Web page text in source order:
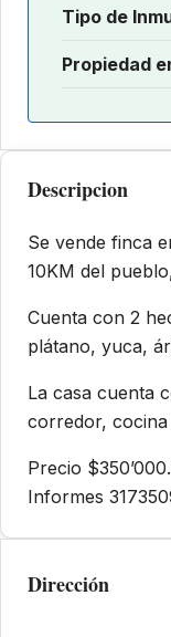
Tipo de
Propiedad
Descripcion
Se vende finca
10KM del
Cuenta con 2
plátano, yuca,
La casa cuenta
corredor, cocina
Precio
Informes
Dirección